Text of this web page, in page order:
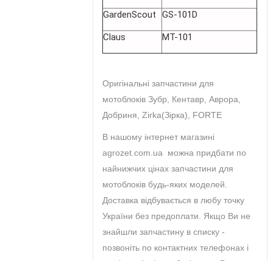
GardenScout GS-101D
Claus MT-101
Оригінальні запчастини для
мотоблоків Зубр, Кентавр, Аврора,
Добриня, Zirka(Зірка), FORTE
В нашому інтернет магазині
agrozet.com.ua можна придбати по
найнижчих цінах запчастини для
мотоблоків будь-яких моделей.
Доставка відбувається в любу точку
України без предоплати. Якщо Ви не
знайшли запчастину в списку -
позвоніть по контактних телефонах і